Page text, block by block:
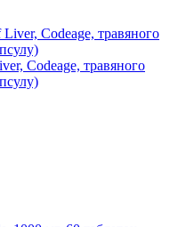
Codeage, травяного